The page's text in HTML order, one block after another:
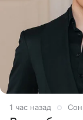
1 час назад